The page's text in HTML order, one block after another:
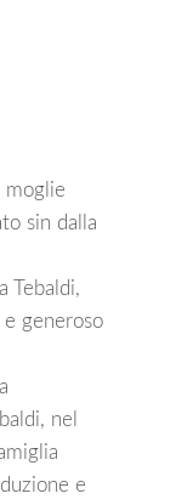
moglie
sin dalla
Tebaldi,
generoso
nel
e